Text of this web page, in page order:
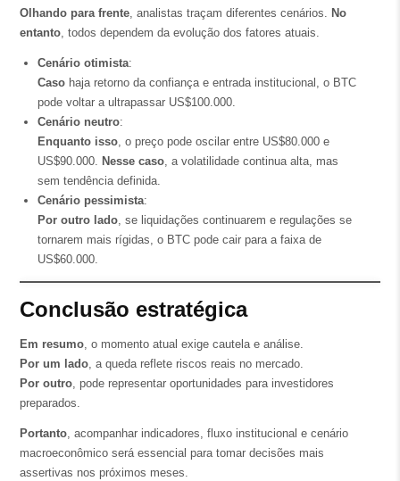
Olhando para frente, analistas traçam diferentes cenários. No
entanto, todos dependem da evolução dos fatores atuais.
Cenário otimista:
Casohaja retorno da confiança e entrada institucional, o BTC
pode voltar a ultrapassar US$100.000.
Cenário neutro:
Enquanto isso, o preço pode oscilar entre US$80.000 e
US$90.000. Nesse caso, a volatilidade continua alta, mas
sem tendência definida.
Cenário pessimista:
Por outro lado, se liquidações continuarem e regulações se
tornarem mais rígidas, o BTC pode cair para a faixa de
US$60.000.
Conclusão estratégica
Em resumo, o momento atual exige cautela e análise.
Por um lado, a queda reflete riscos reais no mercado.
Por outro, pode representar oportunidades para investidores
preparados.
Portanto, acompanhar indicadores, fluxo institucional e cenário
macroeconômico será essencial para tomar decisões mais
assertivas nos próximos meses.